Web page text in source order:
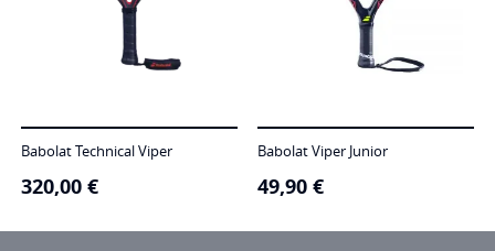
Babolat Technical Viper
320,00 €
Babolat Viper Junior
49,90 €